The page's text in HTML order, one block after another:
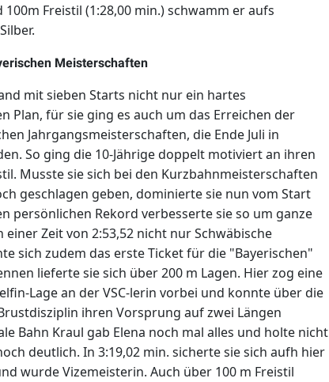
Freistil (1:28,00 min.) schwamm er aufs
Meisterschaften
mit sieben Starts nicht nur ein hartes
Plan, für sie ging es auch um das Erreichen der
Jahrgangsmeisterschaften, die Ende Juli in
So ging die 10-Jährige doppelt motiviert an ihren
Musste sie sich bei den Kurzbahnmeisterschaften
geschlagen geben, dominierte sie nun vom Start
persönlichen Rekord verbesserte sie so um ganze
Zeit von 2:53,52 nicht nur Schwäbische
sich zudem das erste Ticket für die "Bayerischen"
lieferte sie sich über 200 m Lagen. Hier zog eine
Lage an der VSC-lerin vorbei und konnte über die
ihren Vorsprung auf zwei Längen
Bahn Kraul gab Elena noch mal alles und holte nicht
deutlich. In 3:19,02 min. sicherte sie sich aufh hier
wurde Vizemeisterin. Auch über 100 m Freistil